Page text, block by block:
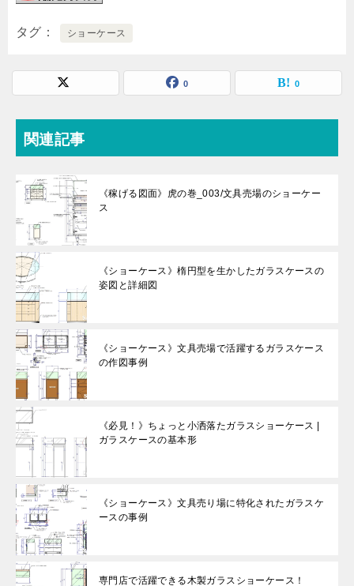
タグ ショーケース
0 0
関連記事
《稼げる図面》虎の巻_003/文具売場のショーケー
ス
《ショーケース》楕円型を生かしたガラスケースの
姿図と詳細図
《ショーケース》文具売場で活躍するガラスケース
の作図事例
《必見！》ちょっと小洒落たガラスショーケース |
ガラスケースの基本形
《ショーケース》文具売り場に特化されたガラスケ
ースの事例
専門店で活躍できる木製ガラスショーケース！